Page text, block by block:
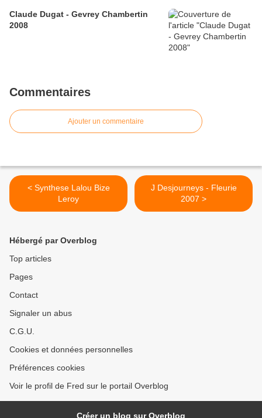
Claude Dugat - Gevrey Chambertin
2008
Commentaires
Ajouter un commentaire
< Synthese Lalou Bize
Leroy
J Desjourneys - Fleurie
2007 >
Hébergé par Overblog
Top articles
Pages
Contact
Signaler un abus
C.G.U.
Cookies et données personnelles
Préférences cookies
Voir le profil de Fred sur le portail Overblog
Créer un blog sur Overblog